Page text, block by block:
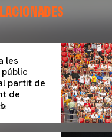
les
partit de
de